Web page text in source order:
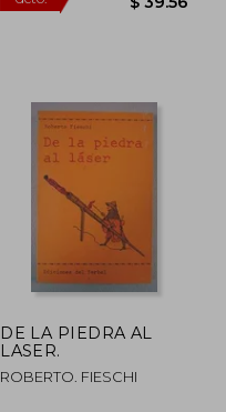
DE LA PIEDRA AL
LASER.
ROBERTO. FIESCHI